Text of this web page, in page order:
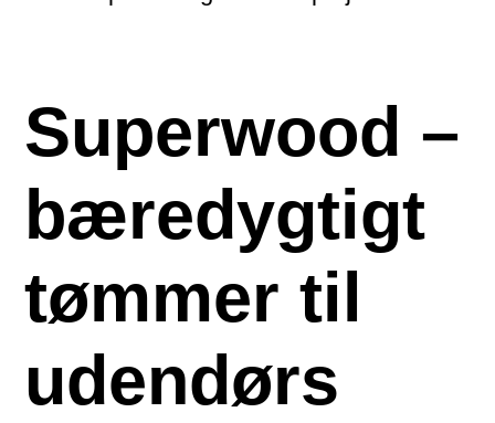
Superwood –
bæredygtigt
tømmer til
udendørs